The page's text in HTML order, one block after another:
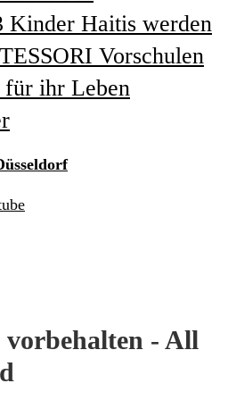
Kinder Haitis werden
Vorschulen
für ihr Leben
- All